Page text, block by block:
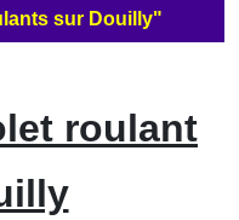
sur Douilly"
roulant